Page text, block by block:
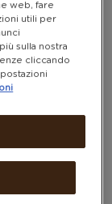
web, fare
utili per
sulla nostra
cliccando